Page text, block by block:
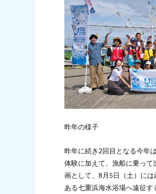
昨年の様子
昨年に続き2回目となる今年
体験に加えて、漁船に乗って
画として、8月5日（土）に
ある七重浜海水浴場へ遠征